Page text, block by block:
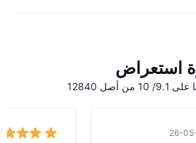
استعراض
أصل 12840
26-